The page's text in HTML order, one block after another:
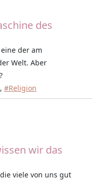
des
der am
Welt. Aber
, #Religion
wir das
viele von uns gut